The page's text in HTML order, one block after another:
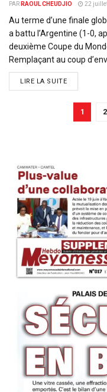
PAR RAOUL CHEUDJIO 22
Au terme d’une finale
a battu l’Argentine (1-0,
deuxième Coupe du
Remplaçant au coup
LIRE LA SUITEDETAILS
1 2